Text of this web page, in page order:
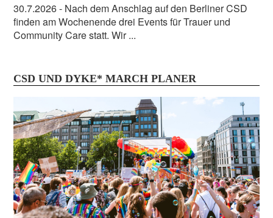
30.7.2026- Nach dem Anschlag auf den Berliner CSD
finden am Wochenende drei Events für Trauer und
Community Care statt. Wir ...
CSD UND DYKE* MARCH PLANER